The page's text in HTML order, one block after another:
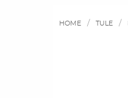
HOME TULE